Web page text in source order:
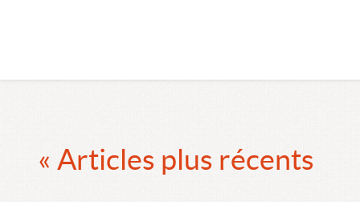
« Articles plus récents